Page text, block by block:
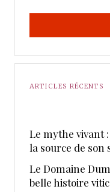
ARTICLES RÉCENTS
Le mythe vivant
la source de son
Le Domaine
belle histoire